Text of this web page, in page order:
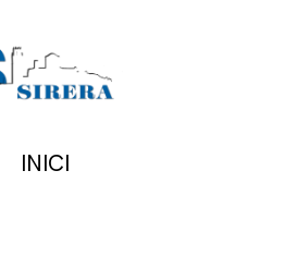
INICI